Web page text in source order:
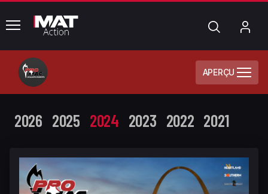
common.menu Chercher
APERÇU
2026 2025 2024 2023 2022 2021